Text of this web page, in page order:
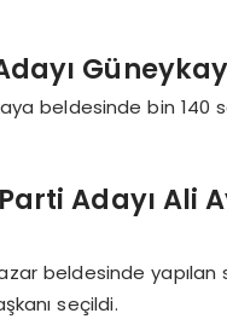
beldesinde bin
Adayı Ali
beldesinde yapılan
seçildi.